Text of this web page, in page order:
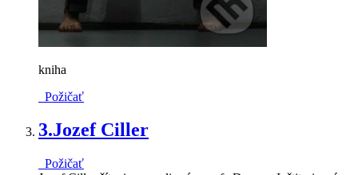
kniha
Požičať
3.Jozef Ciller
Požičať